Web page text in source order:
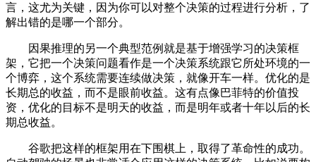
言，这尤为关键，因为你可以对整个决策的过程进行分析，了
解出错的是哪一个部分。
因果推理的另一个典型范例就是基于增强学习的决策框
架，它把一个决策问题看作是一个决策系统跟它所处环境的一
个博弈，这个系统需要连续做决策，就像开车一样。优化的是
长期总的收益，而不是眼前收益。这有点像巴菲特的价值投
资，优化的目标不是明天的收益，而是明年或者十年以后的长
期总收益。
谷歌把这样的框架用在下围棋上，取得了革命性的成功。